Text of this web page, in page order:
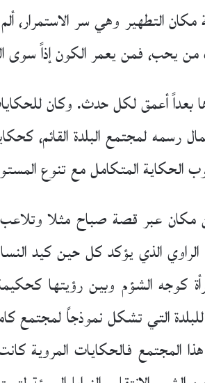
التطهير وهي سر
من يحب، فمن يعمر الكون إذاً سوى
أعمق لكل حدث. وكان
رسمه لمجتمع البلدة القائم،
المتكامل مع تنوع
عبر قصة صباح مثلا وتلاعب
الذي يؤكد كل حين كيد
كوجه الشؤم وبين رؤيتها
التي تشكل نموذجاً لمجتمع
المجتمع فالحكايات المروية